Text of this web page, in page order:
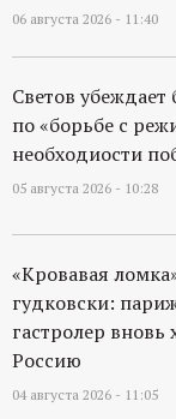
06 августа 2026 - 11:40
Светов убеждает
по «борьбе с
необходиости
05 августа 2026 - 10:28
«Кровавая
гудковски:
гастролер вновь
Россию
04 августа 2026 - 11:05